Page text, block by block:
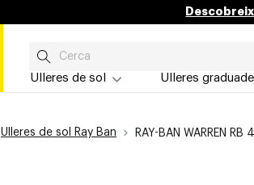
Ulleres de sol Ulleres
Ulleres de sol Ray Ban RAY-BAN WARREN RB